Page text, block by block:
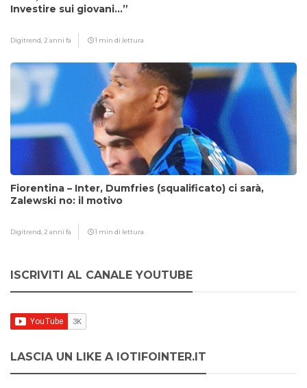
Investire sui giovani…”
Digitrend, 2 anni fa 1 min di lettura
Fiorentina – Inter, Dumfries (squalificato) ci sarà,
Zalewski no: il motivo
Digitrend, 2 anni fa 1 min di lettura
ISCRIVITI AL CANALE YOUTUBE
LASCIA UN LIKE A IOTIFOINTER.IT